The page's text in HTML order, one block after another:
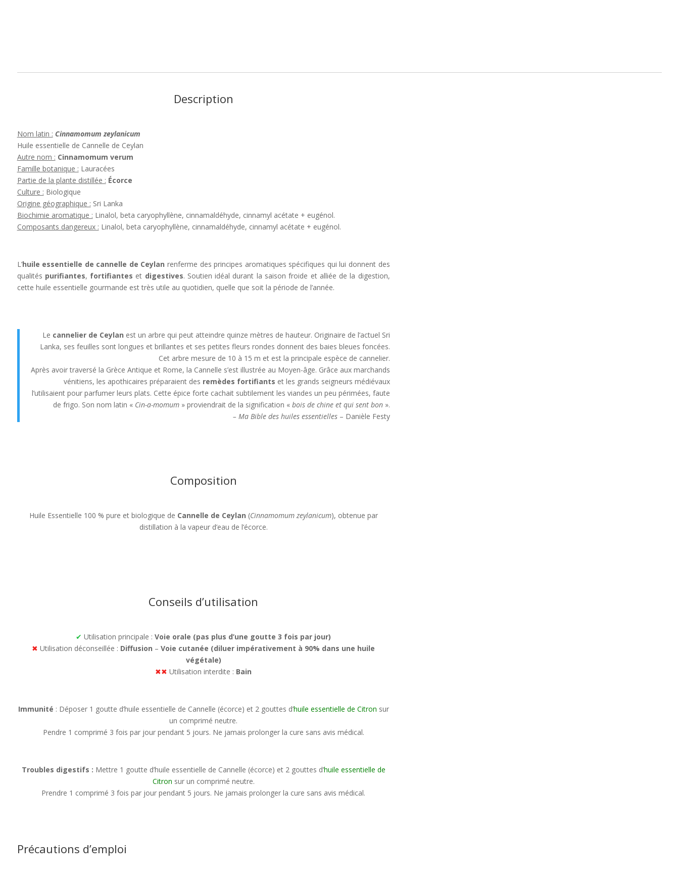
Description
Nom latin : Cinnamomum zeylanicum
Huile essentielle de Cannelle de Ceylan
Autre nom : Cinnamomum verum
Famille botanique : Lauracées
Partie de la plante distillée : Écorce
Culture : Biologique
Origine géographique : Sri Lanka
Biochimie aromatique : Linalol, beta caryophyllène, cinnamaldéhyde, cinnamyl acétate + eugénol.
Composants dangereux : Linalol, beta caryophyllène, cinnamaldéhyde, cinnamyl acétate + eugénol.
L’huile essentielle de cannelle de Ceylan renferme des principes aromatiques spécifiques qui lui donnent des
qualités purifiantes, fortifiantes et digestives. Soutien idéal durant la saison froide et alliée de la digestion,
cette huile essentielle gourmande est très utile au quotidien, quelle que soit la période de l’année.
Le cannelier de Ceylan est un arbre qui peut atteindre quinze mètres de hauteur. Originaire de l’actuel Sri
Lanka, ses feuilles sont longues et brillantes et ses petites fleurs rondes donnent des baies bleues foncées.
Cet arbre mesure de 10 à 15 m et est la principale espèce de cannelier.
Après avoir traversé la Grèce Antique et Rome, la Cannelle s’est illustrée au Moyen-âge. Grâce aux marchands
vénitiens, les apothicaires préparaient des remèdes fortifiants et les grands seigneurs médiévaux
l’utilisaient pour parfumer leurs plats. Cette épice forte cachait subtilement les viandes un peu périmées, faute
de frigo. Son nom latin « Cin-a-momum» proviendrait de la signification «bois de chine et qui sent bon».
– Ma Bible des huiles essentielles– Danièle Festy
Composition
Huile Essentielle 100 % pure et biologique de Cannelle de Ceylan (Cinnamomum zeylanicum), obtenue par
distillation à la vapeur d’eau de l’écorce.
Conseils d’utilisation
✔ Utilisation principale :Voie orale (pas plus d’une goutte 3 fois par jour)
✖ Utilisation déconseillée : Diffusion –Voie cutanée (diluer impérativement à 90% dans une huile
végétale)
✖✖Utilisation interdite : Bain
Immunité : Déposer 1 goutte d’huile essentielle de Cannelle (écorce) et 2 gouttes d’huile essentielle de Citron sur
un comprimé neutre.
Pendre 1 comprimé 3 fois par jour pendant 5 jours. Ne jamais prolonger la cure sans avis médical.
Troubles digestifs : Mettre 1 goutte d’huile essentielle de Cannelle (écorce) et 2 gouttes d’huile essentielle de
Citron sur un comprimé neutre.
Prendre 1 comprimé 3 fois par jour pendant 5 jours. Ne jamais prolonger la cure sans avis médical.
Précautions d’emploi